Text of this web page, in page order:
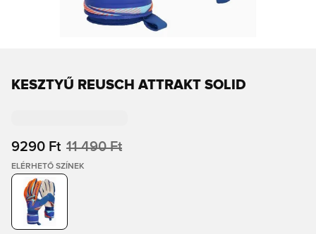
KESZTYŰ REUSCH ATTRAKT SOLID
9290 Ft 11 490 Ft
ELÉRHETŐ SZÍNEK